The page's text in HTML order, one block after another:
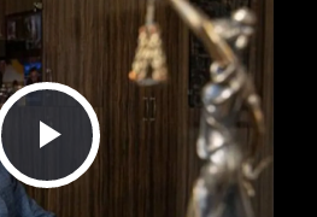
Play Video